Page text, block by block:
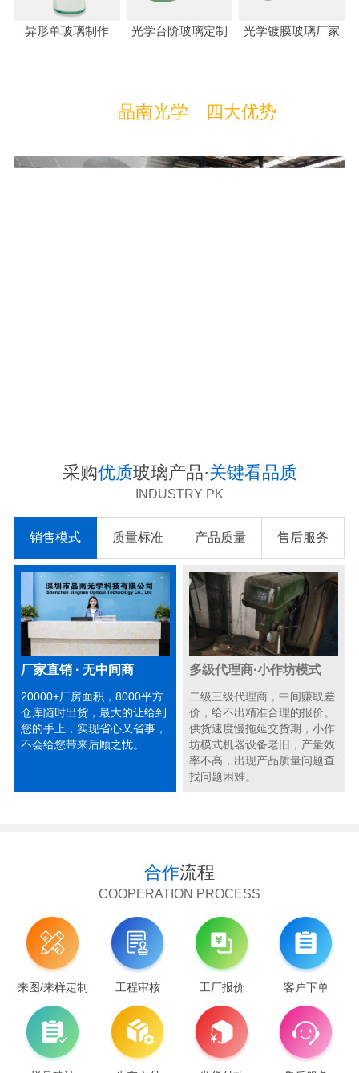
异形单玻璃制作 光学台阶玻璃定制 光学镀膜玻璃厂家
晶南光学 四大优势
采购优质玻璃产品·关键看品质
INDUSTRY PK
销售模式 质量标准 产品质量 售后服务
厂家直销 · 无中间商
20000+厂房面积，8000平方
仓库随时出货，最大的让给到
您的手上，实现省心又省事，
不会给您带来后顾之忧。
多级代理商·小作坊模式
二级三级代理商，中间赚取差
价，给不出精准合理的报价。
供货速度慢拖延交货期，小作
坊模式机器设备老旧，产量效
率不高，出现产品质量问题查
找问题困难。
合作流程
COOPERATION PROCESS
来图/来样定制 工程审核 工厂报价 客户下单